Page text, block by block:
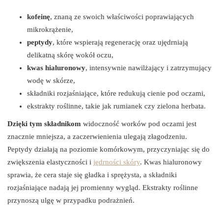
kofeinę, znaną ze swoich właściwości poprawiających
mikrokrążenie,
peptydy, które wspierają regenerację oraz ujędrniają
delikatną skórę wokół oczu,
kwas hialuronowy, intensywnie nawilżający i zatrzymujący
wodę w skórze,
składniki rozjaśniające, które redukują cienie pod oczami,
ekstrakty roślinne, takie jak rumianek czy zielona herbata.
Dzięki tym składnikom widoczność worków pod oczami jest
znacznie mniejsza, a zaczerwienienia ulegają złagodzeniu.
Peptydy działają na poziomie komórkowym, przyczyniając się do
zwiększenia elastyczności i jędrności skóry. Kwas hialuronowy
sprawia, że cera staje się gładka i sprężysta, a składniki
rozjaśniające nadają jej promienny wygląd. Ekstrakty roślinne
przynoszą ulgę w przypadku podrażnień.